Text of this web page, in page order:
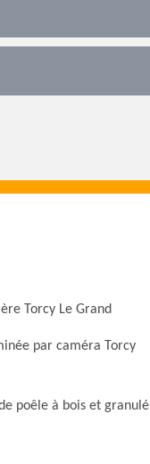
Torcy Le Grand
par caméra Torcy
poêle à bois et granulé